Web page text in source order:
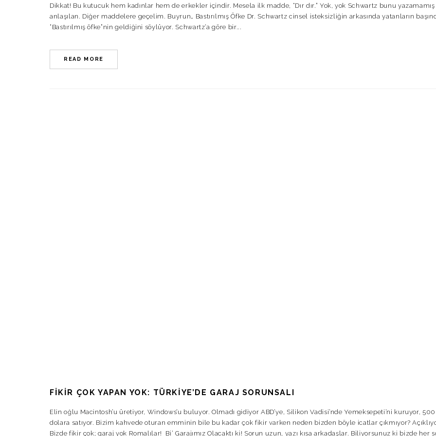
Dikkat! Bu kutucuk hem kadınlar hem de erkekler içindir. Mesela ilk madde, “Dır dır.” Yok, yok Schwartz bunu yazamamış
anlaşılan. Diğer maddelere geçelim. Buyrun… Bastırılmış Öfke Dr. Schwartz cinsel isteksizliğin arkasında yatanların
“Bastırılmış öfke”nin geldiğini söylüyor. Schwartz’a göre bir...
READ MORE
FIKIR ÇOK YAPAN YOK: TÜRKIYE’DE GARAJ SORUNSALI
Elin oğlu Macintosh’u üretiyor, Windows’u buluyor. Olmadı gidiyor ABD’ye, Silikon Vadisi’nde Yemeksepeti’ni kuruyor,
dolara satıyor. Bizim kahvede oturan emminin bile bu kadar çok fikir varken neden bizden böyle icatlar çıkmıyor?
Bizde fikir çok; garaj yok Romalılar! Bi’ Garajımız Olacaktı ki! Sorun uzun, yazı kısa arkadaşlar. Biliyorsunuz ki bizde her